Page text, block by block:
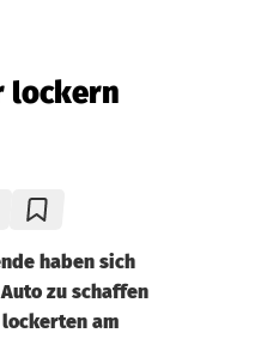
lockern
haben sich
zu schaffen
am